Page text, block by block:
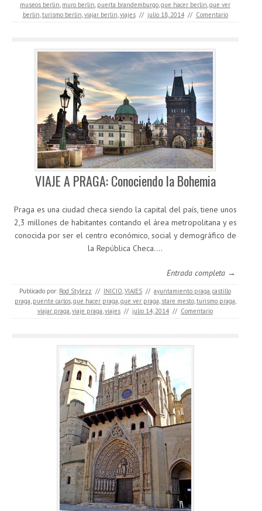
museos berlin, muro berlin, puerta brandemburgo,que hacer berlin,que ver
berlin,turismo berlin,viajar berlin,viajes // julio 18, 2014 // Comentario
VIAJE A PRAGA: Conociendo la Bohemia
Praga es una ciudad checa siendo la capital del país, tiene unos
2,3 millones de habitantes contando el área metropolitana y es
conocida por ser el centro económico, social y demográfico de
la República Checa.…
Entrada completa →
Publicado por: Rod Stylezz // INICIO,VIAJES // ayuntamiento praga,castillo
praga, puente carlos,que hacer praga,que ver praga, stare mesto,turismo praga,
viajar praga,viaje praga,viajes // julio 14, 2014 // Comentario